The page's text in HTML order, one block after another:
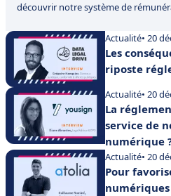
découvrir notre système de
Actualité• 20
Les
riposte
Actualité• 20
La
service de
numérique
Actualité• 20
Pour